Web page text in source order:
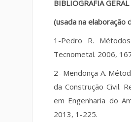
BIBLIOGRAFIA GERAL
(usada na
1-Pedro R.
Tecnometal. 2006,
2- Mendonça A.
da Construção Civil.
em Engenharia do
2013, 1-225.